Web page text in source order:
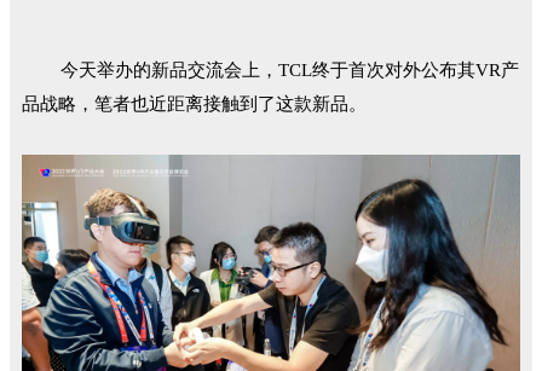
今天举办的新品交流会上，TCL终于首次对外公布其VR产
品战略，笔者也近距离接触到了这款新品。